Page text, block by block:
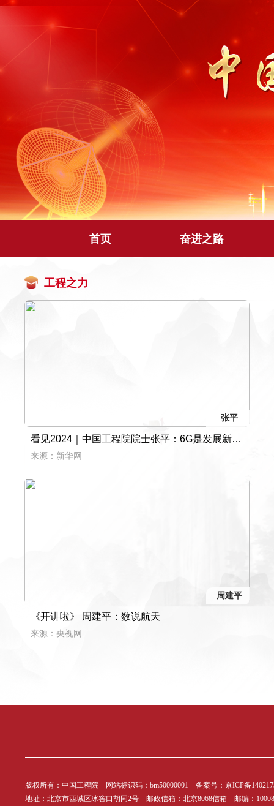
首页 奋进之路
工程之力
张平
看见2024｜中国工程院院士张平：6G是发展新质生产力的重要战略支撑
来源：新华网
周建平
《开讲啦》 周建平：数说航天
来源：央视网
版权所有：中国工程院 网站标识码：bm50000001 备案号： 京ICP备
地址：北京市西城区冰窖口胡同2号 邮政信箱：北京8068信箱 邮编：